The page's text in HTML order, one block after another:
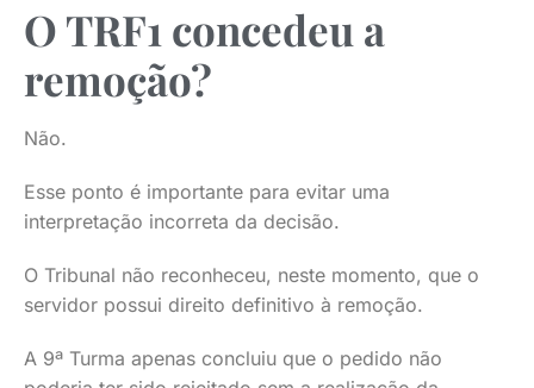
O TRF1 concedeu a
remoção?
Não.
Esse ponto é importante para evitar uma
interpretação incorreta da decisão.
O Tribunal não reconheceu, neste momento, que o
servidor possui direito definitivo à remoção.
A 9ª Turma apenas concluiu que o pedido não